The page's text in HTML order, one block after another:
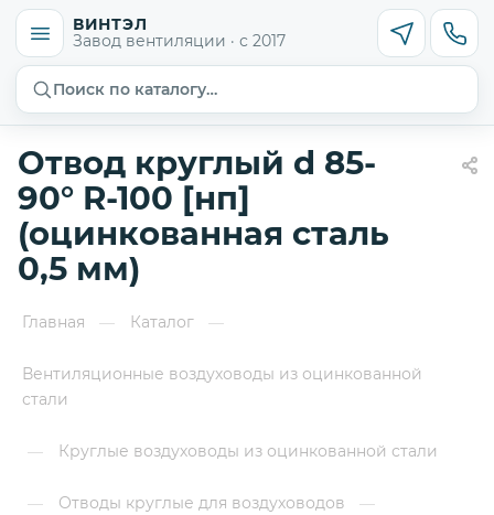
ВИНТЭЛ
Завод вентиляции · с 2017
Поиск по каталогу…
Отвод круглый d 85-
90° R-100 [нп]
(оцинкованная сталь
0,5 мм)
Главная — Каталог —
Вентиляционные воздуховоды из оцинкованной
стали
— Круглые воздуховоды из оцинкованной стали
— Отводы круглые для воздуховодов
—